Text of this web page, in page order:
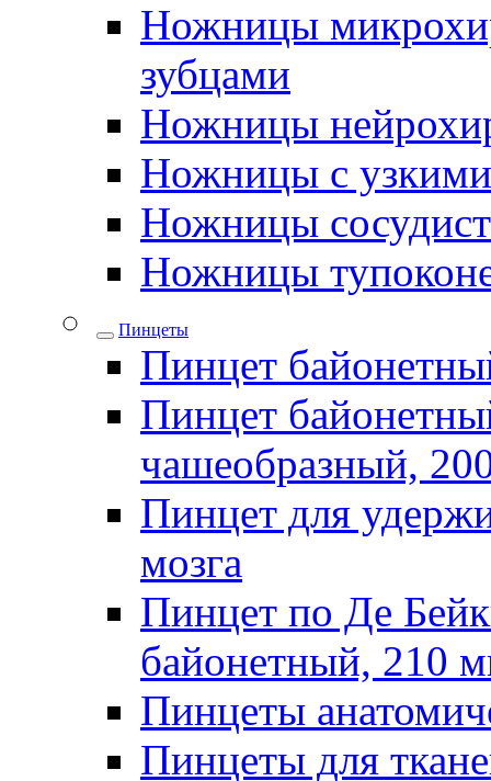
Ножницы
зубцами
Ножницы
Ножницы с узкими
Ножницы
Ножницы
Пинцеты
Пинцет
Пинцет
чашеобразный,
Пинцет для
мозга
Пинцет по Де
байонетный, 210
Пинцеты
Пинцеты для